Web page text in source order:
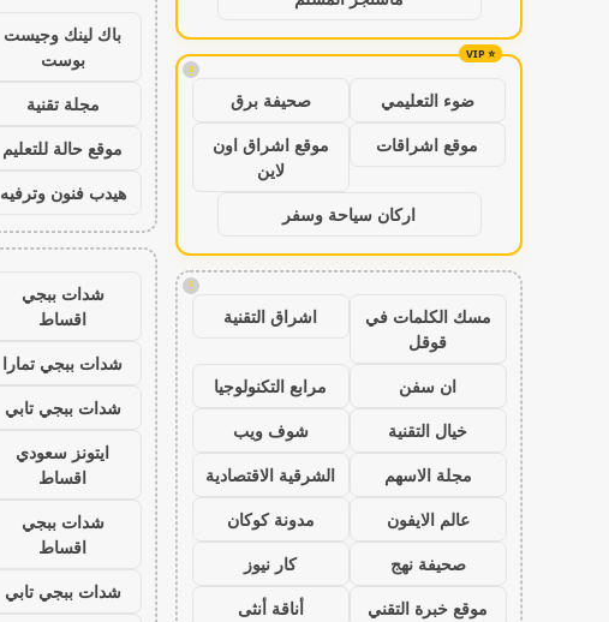
!
ضوء التعليمي
صحيفة برق
موقع اشراقات
موقع اشراق اون
لاين
اركان سياحة وسفر
!
مسك الكلمات في
قوقل
اشراق التقنية
ان سفن
مرابع التكنولوجيا
خيال التقنية
شوف ويب
مجلة الاسهم
الشرقية الاقتصادية
عالم الايفون
مدونة كوكان
صحيفة نهج
كار نيوز
موقع خبرة التقني
أناقة أنثى
باك لينك وجيست
بوست
مجلة تقنية
موقع حالة للتعليم
هيدب فنون وترفيه
شدات ببجي
اقساط
شدات ببجي تمارا
شدات ببجي تابي
ايتونز سعودي
اقساط
شدات ببجي
اقساط
شدات ببجي تابي